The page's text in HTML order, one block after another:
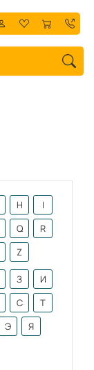
H
I
Q
R
Z
З
И
С
Т
Э Я